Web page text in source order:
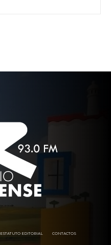
ESTATUTO EDITORIAL CONTACTOS